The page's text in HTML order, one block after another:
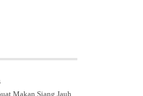
Makan Siang Jauh